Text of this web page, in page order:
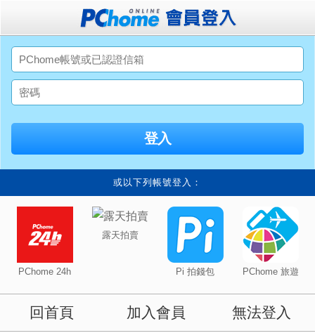
或以下列帳號登入：
PChome 24h
露天拍賣
Pi 拍錢包 PChome 旅遊
回首頁 加入會員 無法登入